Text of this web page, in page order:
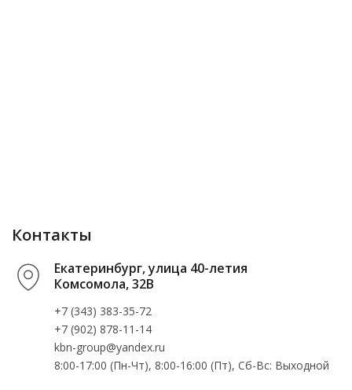
Контакты
Екатеринбург, улица 40-летия
Комсомола, 32В
+7 (343) 383-35-72
+7 (902) 878-11-14
kbn-group@yandex.ru
8:00-17:00 (Пн-Чт), 8:00-16:00 (Пт), Cб-Вс: Выходной